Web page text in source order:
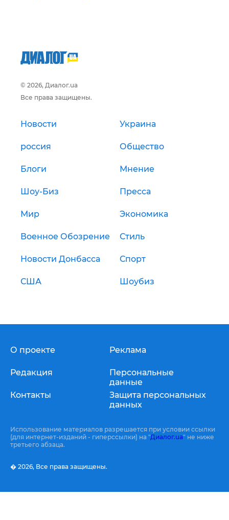
© 2026, Диалог.ua
Все права защищены.
Новости Украина
россия Общество
Блоги Мнение
Шоу-Биз Пресса
Мир Экономика
Военное Обозрение Стиль
Новости Донбасса Спорт
США Шоубиз
О проекте
Редакция
Контакты
Реклама
Персональные
данные
Защита персональных
данных
Использование материалов разрешается при условии ссылки
(для интернет-изданий - гиперссылки) на "Диалог.ua" не ниже
третьего абзаца.
� 2026, Все права защищены.